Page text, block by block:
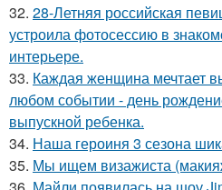
32. 28-Летняя российская
устроила фотосессию в
интерьере.
33. Каждая женщина мечтает
любом событии - день
выпускной ребенка.
34. Наша героиня 3 сезона
35. Мы ищем визажиста